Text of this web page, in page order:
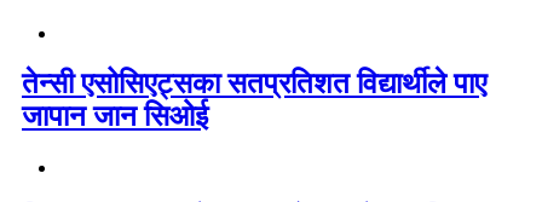
तेन्सी एसोसिएट्सका सतप्रतिशत विद्यार्थीले पाए
जापान जान सिओई